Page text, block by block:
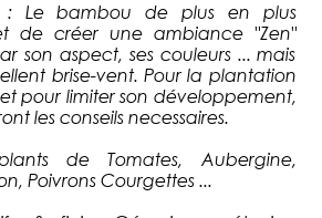
: Le bambou de plus en plus
de créer une ambiance "Zen"
son aspect, ses couleurs ... mais
brise-vent. Pour la plantation
pour limiter son développement,
les conseils necessaires.
de Tomates, Aubergine,
Poivrons Courgettes ...